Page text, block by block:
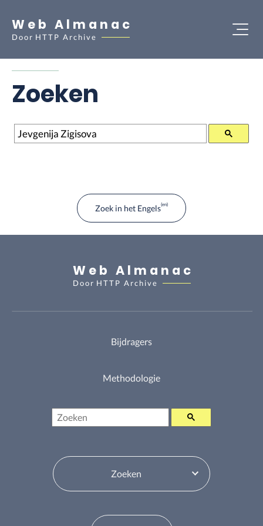
Web Almanac
Door HTTP Archive
Zoeken
Zoeken
Zoek in het Engels
Web Almanac
Door HTTP Archive
Bijdragers
Methodologie
Zoeken
Inhoudsopgavewisselaar